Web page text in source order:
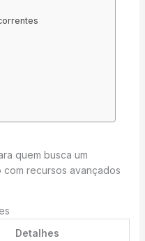
quem busca um
recursos avançados
Detalhes